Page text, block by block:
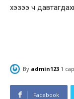
хэзээ ч
By admin123 1
Facebook